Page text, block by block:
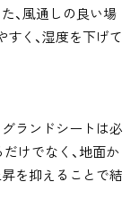
、 風通しの良い場
く、湿度を下げて
ランドシートは必
けでなく、地面か
を抑えることで結